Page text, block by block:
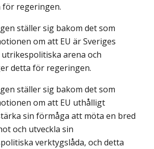
för regeringen.
ställer sig bakom det som
om att EU är Sveriges
arena och
detta för regeringen.
ställer sig bakom det som
om att EU uthålligt
sin förmåga att möta en bred
och utveckla sin
verktygslåda, och detta